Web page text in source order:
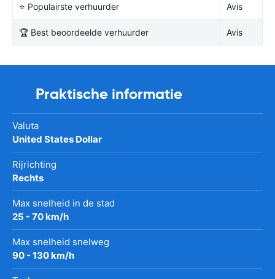
⭐ Populairste verhuurder Avis
🏆 Best beoordeelde verhuurder Avis
Praktische informatie
Valuta
United States Dollar
Rijrichting
Rechts
Max snelheid in de stad
25 - 70 km/h
Max snelheid snelweg
90 - 130 km/h